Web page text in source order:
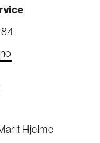
84
Hjelme